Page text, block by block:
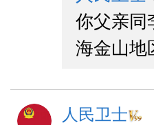
你父亲同
海金山地
人民卫士